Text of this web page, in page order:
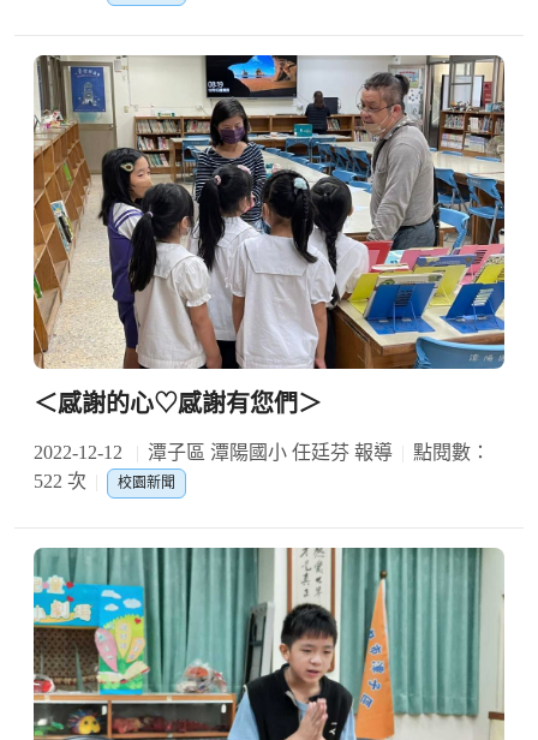
＜感謝的心♡感謝有您們＞
2022-12-12 潭子區 潭陽國小 任廷芬 報導
點閱數：
522 次
校園新聞